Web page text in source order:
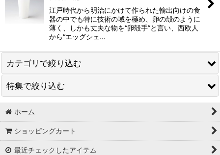
江戸時代から明治にかけて作られた輸出向けの食
器の中でも特に技術の域を極め、卵の殻のように
薄く、しかも丈夫な物を“卵殻手”と言い、西欧人
から“エッグシェ…
カテゴリで絞り込む
うすはりギフト
磁器
陶器
特集で絞り込む
鍛金師・伊藤祐嗣さんの器
熟成酒におすすめの酒器
ホーム
ショッピングカート
最近チェックしたアイテム